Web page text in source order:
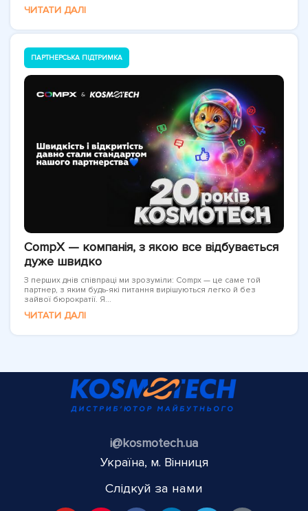
ЧИТАТИ ДАЛІ
ПАРТНЕРСЬКА ПІДТРИМКА
CompX — компанія, з якою все відбувається
дуже швидко
З перших днів співпраці ми зрозуміли: Compx — це саме той
партнер, з яким будь-які питання вирішуються легко й без
зайвої бюрократії. Я...
ЧИТАТИ ДАЛІ
i@kosmotech.ua
Україна, м. Вінниця
Слідкуй за нами